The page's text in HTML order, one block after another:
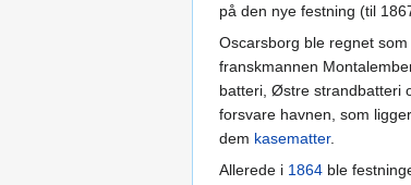
på den nye festning (til
Oscarsborg ble regnet
franskmannen
batteri, Østre strandbatteri
forsvare havnen, som
dem kasematter.
Allerede i 1864 ble